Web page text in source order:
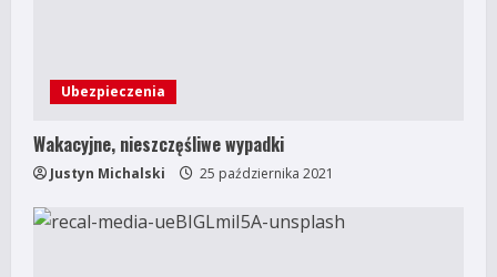
Ubezpieczenia
Wakacyjne, nieszczęśliwe wypadki
Justyn Michalski 25 października 2021